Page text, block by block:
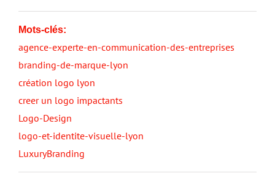
Mots-clés:
agence-experte-en-communication-des-entreprises
branding-de-marque-lyon
création logo lyon
creer un logo impactants
Logo-Design
logo-et-identite-visuelle-lyon
LuxuryBranding